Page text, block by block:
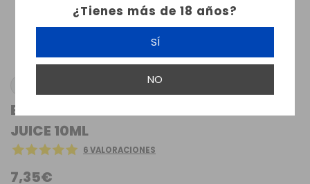
¿Tienes más de 18 años?
SÍ
NO
BLACKCURRANT LIME ICE NIC SALT JUST
JUICE 10ML
6 VALORACIONES
7,35€